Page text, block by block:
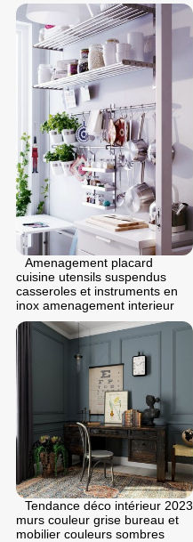
Amenagement placard
cuisine utensils suspendus
casseroles et instruments en
inox amenagement interieur
Tendance déco intérieur 2023
murs couleur grise bureau et
mobilier couleurs sombres